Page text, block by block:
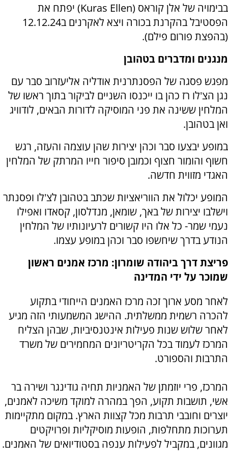
בבימויה של אלן קוראס (Ellen
Kuras) יפתח את
הפסטיבל בהקרנת בכורה ויצא לאקרנים ב12.12.24
(בהפצת פורום פילם).
מנגנים ומדברים בטהובן
מפגש פסגה של הפסנתרנית אודליה אליעזרוב סבר עם
נגן הצ'לו רז כהן בו ייכנסו השניים לביקור בתוך ראשו של
המלחין ששינה את פני המוסיקה לדורות הבאים, לודוויג
ואן בטהובן.
במופע יבצעו סבר וכהן יצירות שהן עוצמה והעזה, רגש
חשוף והומור חצוף וכמובן סיפור חייו המרתק של המלחין
האגדי מזווית חדשה.
המופע יכלול את הווריאציות שכתב בטהובן לצ'לו ופסנתר
וישלבו יצירות של באך, שומאן, מנדלסון, קסאדו ואפילו
נעמי שמר- כל אלו היו קשורים לרעיונותיו של המלחין
הנודע בדרך שיחשפו סבר וכהן במופע עצמו.
פריצת דרך ביהודה שומרון: מרכז אמנים ראשון
שמוכר על ידי המדינה
לאחר מסע ארוך זכה מרכז האמנים הייחודי בתקוע
להכרה רשמית ממשלתית. ההישג המשמעותי הזה מגיע
לאחר שלוש שנות פעילות אינטנסיביות, שבהן הצליח
המרכז לעמוד בכל הקריטריונים המחמירים של משרד
התרבות והספורט.
המרכז, פרי יוזמתן של האמניות תחיה גודינגר ושירה בר
אשי, תושבות תקוע, הפך במהרה למוקד משיכה לאמנים,
יוצרים וחובבי תרבות מכל קצוות הארץ. במקום מתקיימות
תערוכות מתחלפות, הופעות מוסיקליות ופרויקטים
מגוונים, במקביל לפעילות ענפה בסטודיואים של האמנים.